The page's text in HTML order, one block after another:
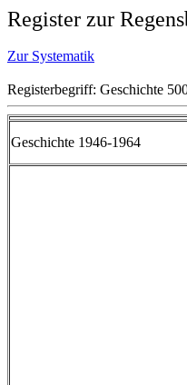
Register zur
Zur Systematik
Registerbegriff: Geschichte
Geschichte 1946-1964